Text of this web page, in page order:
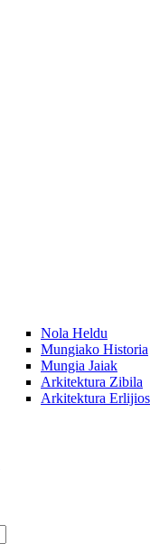
Nola Heldu
Mungiako Historia
Mungia Jaiak
Arkitektura Zibila
Arkitektura